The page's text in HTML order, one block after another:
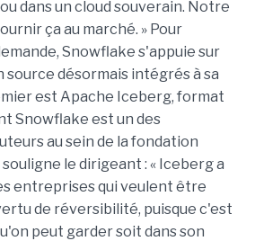
dans un cloud souverain. Notre
ça au marché. » Pour
Snowflake s'appuie sur
source désormais intégrés à sa
est Apache Iceberg, format
Snowflake est un des
au sein de la fondation
le dirigeant : « Iceberg a
entreprises qui veulent être
de réversibilité, puisque c'est
peut garder soit dans son